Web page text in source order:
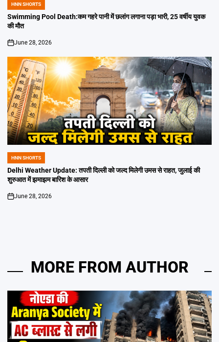
POSTED
IN
HNN SHORTS
Swimming Pool Death:कम गहरे पानी में छलांग लगाना पड़ा भारी, 25 वर्षीय युवक
की मौत
on
June 28, 2026
POSTED
IN
HNN SHORTS
Delhi Weather Update: तपती दिल्ली को जल्द मिलेगी उमस से राहत, जुलाई की
शुरुआत में झमाझम बारिश के आसार
on
June 28, 2026
MORE FROM AUTHOR